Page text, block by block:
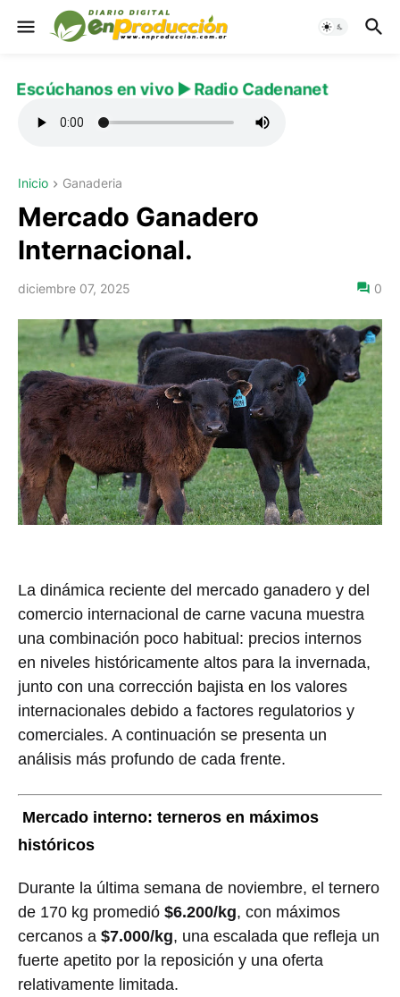
Escúchanos en vivo ▶️ Radio Cadenanet
Inicio Ganaderia
Mercado Ganadero
Internacional.
diciembre 07, 2025 0
La dinámica reciente del mercado ganadero y del
comercio internacional de carne vacuna muestra
una combinación poco habitual: precios internos
en niveles históricamente altos para la invernada,
junto con una corrección bajista en los valores
internacionales debido a factores regulatorios y
comerciales. A continuación se presenta un
análisis más profundo de cada frente.
Mercado interno: terneros en máximos
históricos
Durante la última semana de noviembre, el ternero
de 170 kg promedió $6.200/kg, con máximos
cercanos a $7.000/kg, una escalada que refleja un
fuerte apetito por la reposición y una oferta
relativamente limitada.